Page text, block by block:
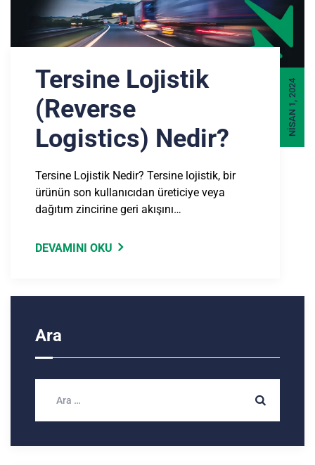
NISAN 1, 2024
Tersine Lojistik
(Reverse
Logistics) Nedir?
Tersine Lojistik Nedir? Tersine lojistik, bir
ürünün son kullanıcıdan üreticiye veya
dağıtım zincirine geri akışını…
DEVAMINI OKU
Ara